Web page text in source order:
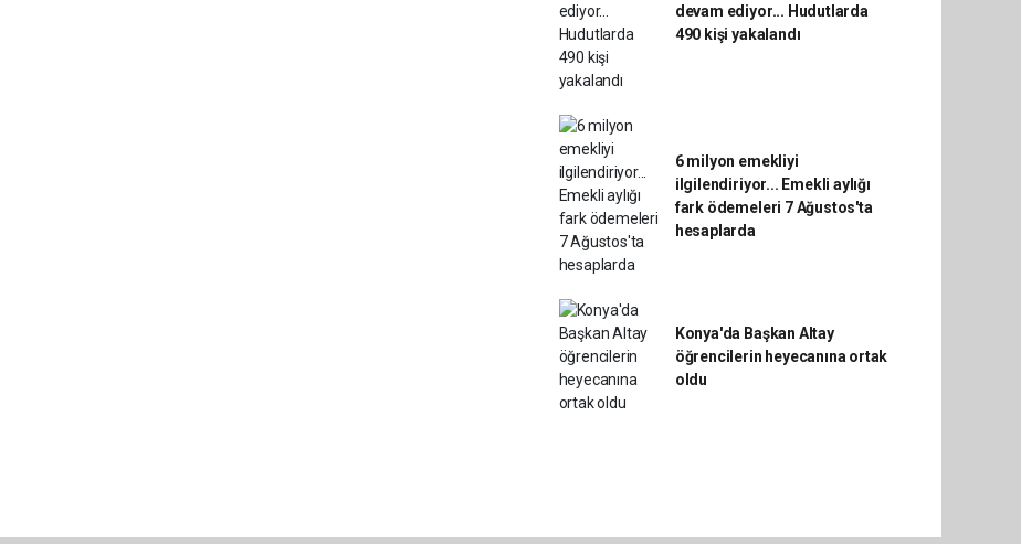
devam ediyor... Hudutlarda
490 kişi yakalandı
6 milyon emekliyi
ilgilendiriyor... Emekli aylığı
fark ödemeleri 7 Ağustos'ta
hesaplarda
Konya'da Başkan Altay
öğrencilerin heyecanına ortak
oldu